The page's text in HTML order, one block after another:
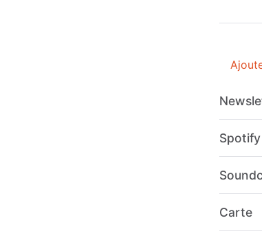
Spotify
Carte